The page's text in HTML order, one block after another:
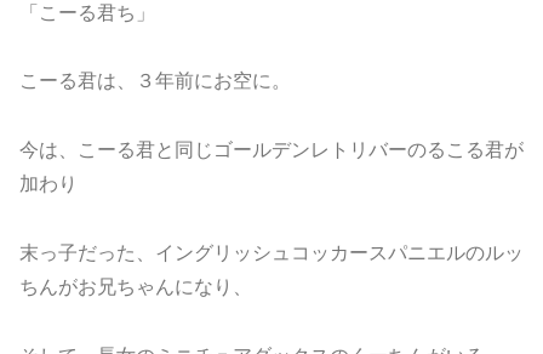
「こーる君ち」
こーる君は、３年前にお空に。
今は、こーる君と同じゴールデンレトリバーのるこる君が
加わり
末っ子だった、イングリッシュコッカースパニエルのルッ
ちんがお兄ちゃんになり、